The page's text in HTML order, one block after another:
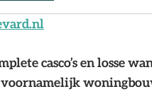
casco’s en losse